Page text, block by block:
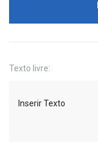
Texto livre: